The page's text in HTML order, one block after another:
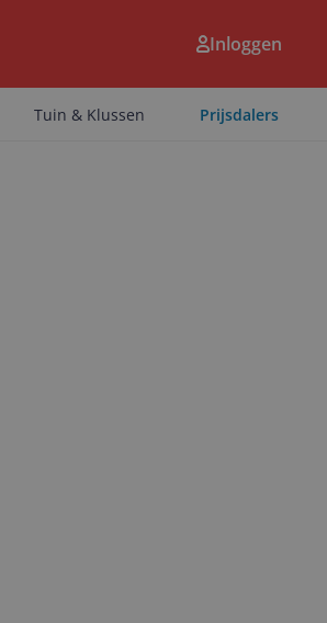
Inloggen
Tuin & Klussen Prijsdalers